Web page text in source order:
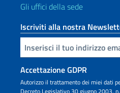
Gli uffici della sede
Iscriviti alla nostra
Inserisci la tua email
Accettazione GDPR
Autorizzo il trattamento dei miei dati